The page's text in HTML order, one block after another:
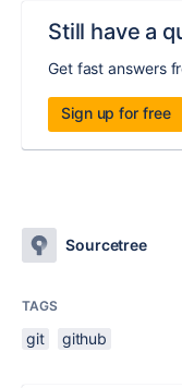
Still have a
Get fast answers
Sign up for free
Sourcetree
TAGS
git github